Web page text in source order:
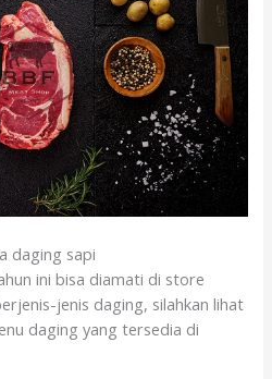
daging sapi
ini bisa diamati di store
jenis daging, silahkan lihat
daging yang tersedia di